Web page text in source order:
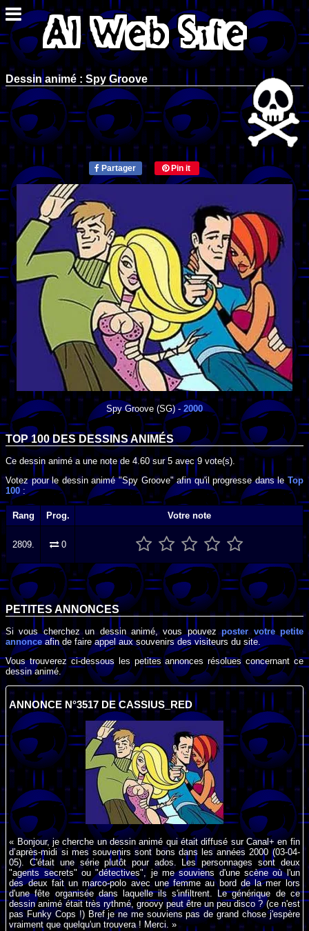
Dessin animé : Spy Groove
Partager Pin it
Spy Groove (SG) - 2000
TOP 100 DES DESSINS ANIMÉS
Ce dessin animé a une note de 4.60sur5 avec9 vote(s).
Votez pour le dessin animé "Spy Groove" afin qu'il progresse dans le Top
100 :
Rang Prog. Votre note
2809. 0
PETITES ANNONCES
Si vous cherchez un dessin animé, vous pouvezposter votre petite
annonce afin de faire appel aux souvenirs des visiteurs du site.
Vous trouverez ci-dessous les petites annonces résolues concernant ce
dessin animé.
ANNONCE N°3517 DE CASSIUS_RED
« Bonjour, je cherche un dessin animé qui était diffusé sur Canal+ en fin
d’après-midi si mes souvenirs sont bons dans les années 2000 (03-04-
05). C'était une série plutôt pour ados. Les personnages sont deux
"agents secrets" ou "détectives", je me souviens d'une scène où l'un
des deux fait un marco-polo avec une femme au bord de la mer lors
d'une fête organisée dans laquelle ils s'infiltrent. Le générique de ce
dessin animé était très rythmé, groovy peut être un peu disco ? (ce n'est
pas Funky Cops !) Bref je ne me souviens pas de grand chose j'espère
vraiment que quelqu'un trouvera ! Merci. »